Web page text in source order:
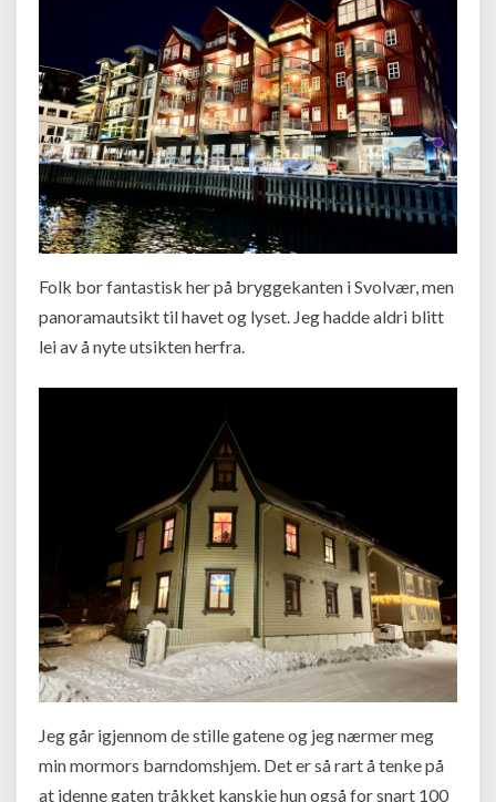
Folk bor fantastisk her på bryggekanten i Svolvær, men
panoramautsikt til havet og lyset. Jeg hadde aldri blitt
lei av å nyte utsikten herfra.
Jeg går igjennom de stille gatene og jeg nærmer meg
min mormors barndomshjem. Det er så rart å tenke på
at idenne gaten tråkket kanskje hun også for snart 100